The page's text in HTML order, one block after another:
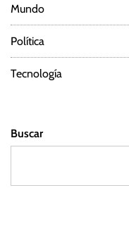
r
a
d
s
Mundo
Política
Tecnología
Buscar